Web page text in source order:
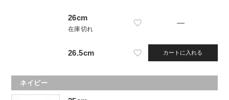
26cm
在庫切れ
—
26.5cm カートに入れる
ネイビー